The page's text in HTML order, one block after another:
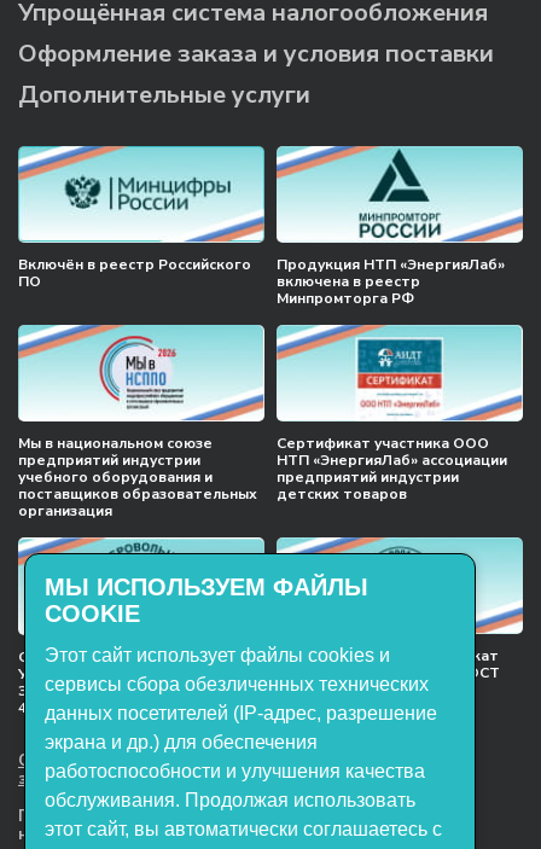
Упрощённая система налогообложения
Оформление заказа и условия поставки
Дополнительные услуги
Включён в реестр Российского
ПО
Продукция НТП «ЭнергияЛаб»
включена в реестр
Минпромторга РФ
Мы в национальном союзе
предприятий индустрии
учебного оборудования и
поставщиков образовательных
организация
Сертификат участника ООО
НТП «ЭнергияЛаб» ассоциации
предприятий индустрии
детских товаров
Сертификат соответствия
Учебное оборудование, марки
ЭнергияЛаб ТУ 32.99.53–001–
47627947–2021 Серийный выпуск
Международный сертификат
менеджмента качества ГОСТ
ISO 9001:2015
ООО НТП «ЭнергияЛаб». Все права
защищены.
Представленная на сайте информация
не является публичной офертой
МЫ ИСПОЛЬЗУЕМ ФАЙЛЫ
COOKIE
Этот сайт использует файлы cookies и
сервисы сбора обезличенных технических
данных посетителей (IP-адрес, разрешение
экрана и др.) для обеспечения
работоспособности и улучшения качества
обслуживания. Продолжая использовать
этот сайт, вы автоматически соглашаетесь с